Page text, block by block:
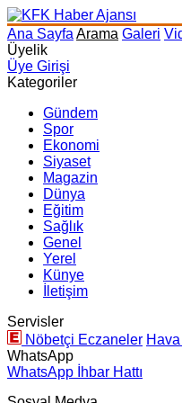
Ana Sayfa Arama Galeri
Üyelik
Üye Girişi
Kategoriler
Gündem
Spor
Ekonomi
Siyaset
Magazin
Dünya
Eğitim
Sağlık
Genel
Yerel
Künye
İletişim
Servisler
Nöbetçi Eczaneler
WhatsApp
WhatsApp İhbar Hattı